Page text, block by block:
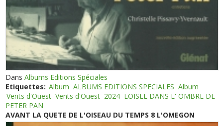
DansAlbums Editions Spéciales
Etiquettes: Album ALBUMS EDITIONS SPECIALES Album
Vents d'Ouest Vents d'Ouest 2024 LOISEL DANS L' OMBRE DE
PETER PAN
AVANT LA QUETE DE L'OISEAU DU TEMPS 8 L'OMEGON